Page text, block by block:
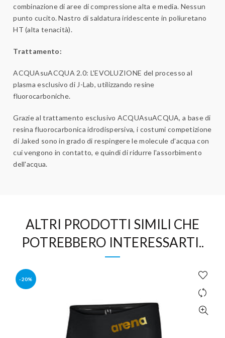
combinazione di aree di compressione alta e media. Nessun
punto cucito. Nastro di saldatura iridescente in poliuretano
HT (alta tenacità).
Trattamento:
ACQUAsuACQUA 2.0: L'EVOLUZIONE del processo al
plasma esclusivo di J-Lab, utilizzando resine
fluorocarboniche.
Grazie al trattamento esclusivo ACQUAsuACQUA, a base di
resina fluorocarbonica idrodispersiva, i costumi competizione
di Jaked sono in grado di respingere le molecule d'acqua con
cui vengono in contatto, e quindi di ridurre l'assorbimento
dell'acqua.
ALTRI PRODOTTI SIMILI CHE
POTREBBERO INTERESSARTI..
-20%